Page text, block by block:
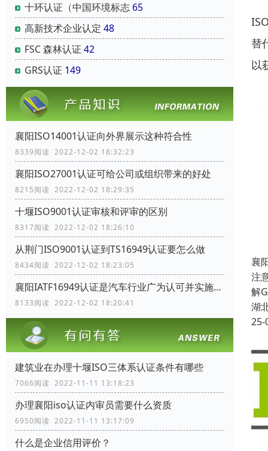
十环认证（中国环境标志 65
高新技术企业认定 48
FSC 森林认证 42
GRS认证 149
襄阳ISO14001认证向外界展示这种符合性
8339阅读 2022-12-02 18:32:23
襄阳ISO27001认证可给公司或组织带来的好处
8215阅读 2022-12-02 18:29:35
十堰ISO9001认证审核和评审的区别
8317阅读 2022-12-02 18:26:10
从荆门ISO9001认证到TS16949认证要怎么做
8434阅读 2022-12-02 18:23:05
襄阳IATF16949认证是汽车行业广为认可并实施的认证
8133阅读 2022-12-02 18:20:41
建筑业在办理十堰ISO三体系认证条件有哪些
7066阅读 2022-11-11 13:18:23
办理襄阳iso认证内审员需要什么资质
6950阅读 2022-11-11 13:17:09
什么是企业信用评价？
替
以
襄
注
解
湖
25-